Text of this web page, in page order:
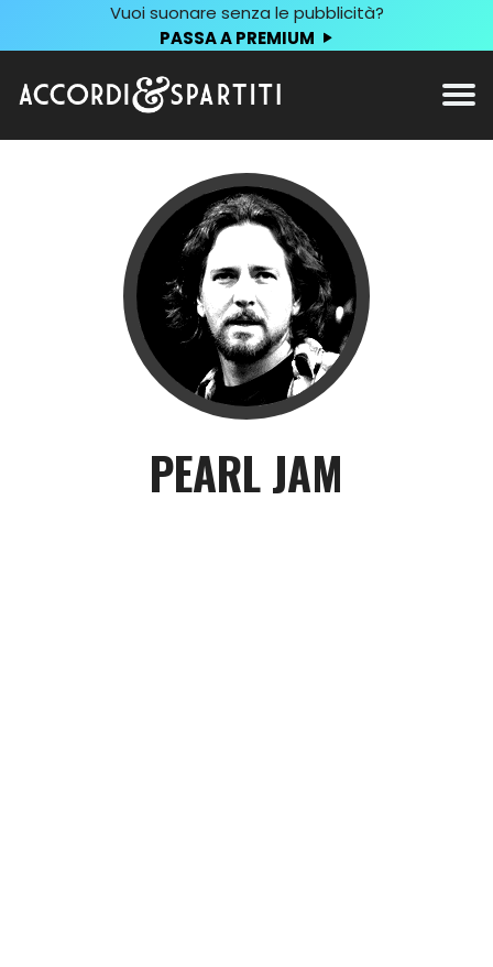
Vuoi suonare senza le pubblicità?
PASSA A PREMIUM
PEARL JAM